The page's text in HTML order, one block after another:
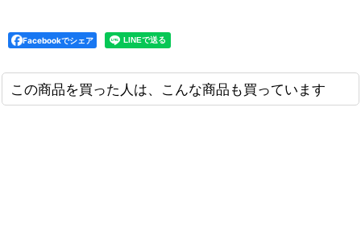
Facebookでシェア
この商品を買った人は、こんな商品も買っています